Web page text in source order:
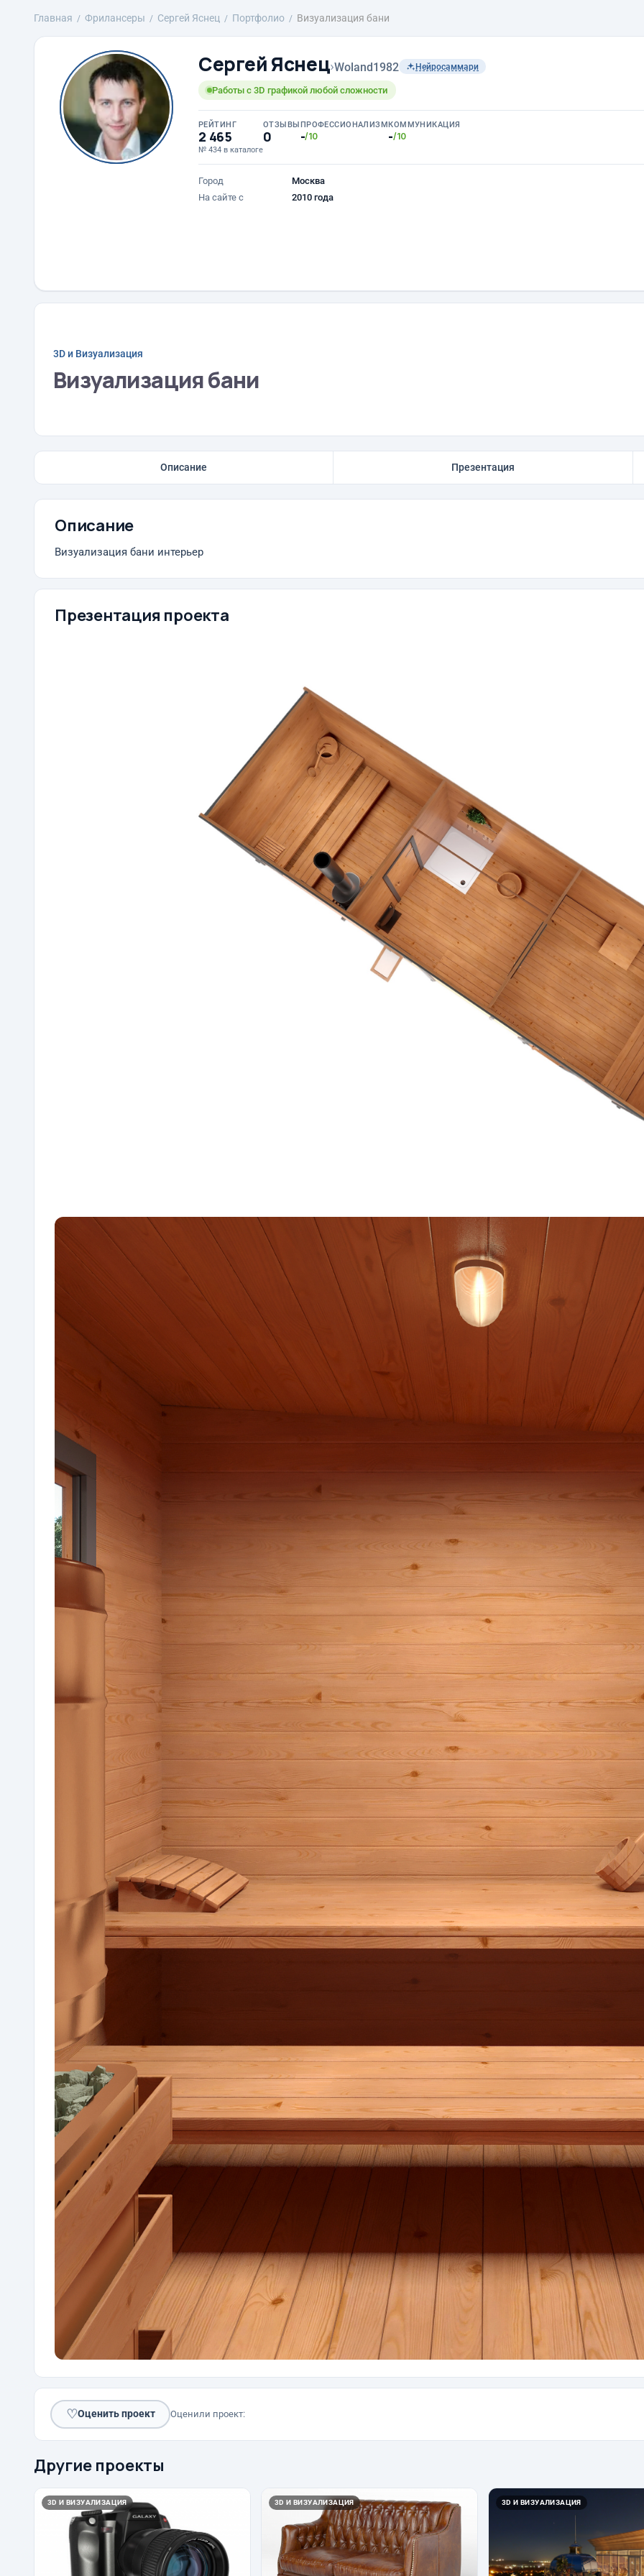
Главная Фрилансеры Сергей Яснец Портфолио Визуализация бани
Сергей Яснец›Woland1982 Нейросаммари
Работы с 3D графикой любой сложности
РЕЙТИНГ
2 465
№ 434 в каталоге
ОТЗЫВЫ
0
ПРОФЕССИОНАЛИЗМ
-/10
КОММУНИКАЦИЯ
-/10
Город
Москва
На сайте с
2010 года
3D и Визуализация
Визуализация бани
Описание Презентация
Описание
Визуализация бани интерьер
Презентация проекта
♡Оценить проект Оценили проект:
Другие проекты
3D И ВИЗУАЛИЗАЦИЯ 3D И ВИЗУАЛИЗАЦИЯ 3D И ВИЗУАЛИЗАЦИЯ